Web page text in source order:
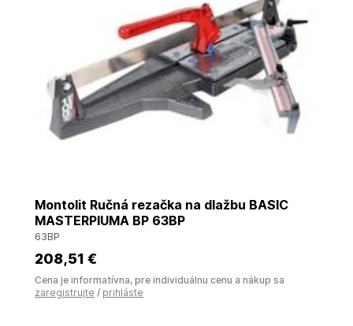
Montolit Ručná rezačka na dlažbu BASIC
MASTERPIUMA BP 63BP
63BP
208,51 €
Cena je informatívna, pre individuálnu cenu a nákup sa
zaregistrujte / prihláste